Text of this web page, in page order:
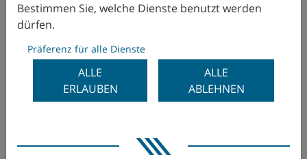
Indien
Israel
Kanada
Masentia AB
Bredastensvägen 18
331 44 Värnamo
Bestimmen Sie, welche Dienste benutzt werden
dürfen.
Präferenz für alle Dienste
ALLE
ERLAUBEN
ALLE
ABLEHNEN